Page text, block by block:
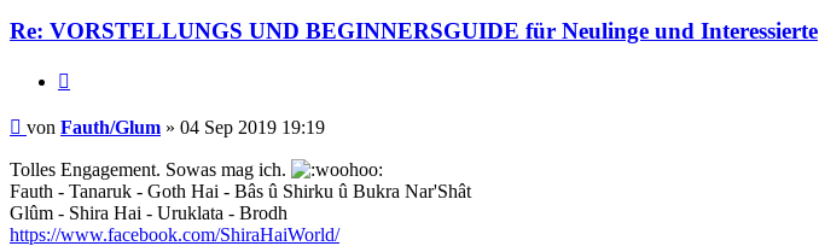
Re: VORSTELLUNGS UND BEGINNERSGUIDE für Neulinge und Interessierte
Beitrag
von Fauth/Glum » 04 Sep 2019 19:19
Tolles Engagement. Sowas mag ich.
Fauth - Tanaruk - Goth Hai - Bâs û Shirku û Bukra Nar'Shât
Glûm - Shira Hai - Uruklata - Brodh
https://www.facebook.com/ShiraHaiWorld/